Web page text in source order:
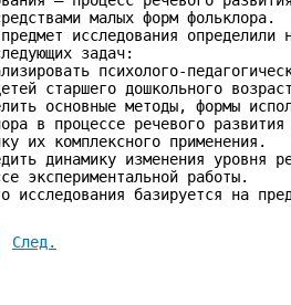
малых форм фольклора.
исследования определили
задач:
психолого-
старшего дошкольного
основные методы, формы
в процессе речевого
их комплексного применения.
динамику изменения уровня
экспериментальной работы.
исследования базируется на
След.